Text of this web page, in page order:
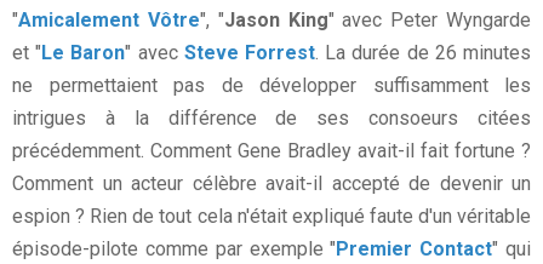
"Amicalement Vôtre", "Jason King" avec Peter Wyngarde
et "Le Baron" avec Steve Forrest . La durée de 26 minutes
ne permettaient pas de développer suffisamment les
intrigues à la différence de ses consoeurs citées
précédemment. Comment Gene Bradley avait-il fait fortune ?
Comment un acteur célèbre avait-il accepté de devenir un
espion ? Rien de tout cela n'était expliqué faute d'un véritable
épisode-pilote comme par exemple "Premier Contact" qui